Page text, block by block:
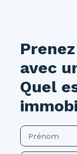
avec
Quel
Prénom